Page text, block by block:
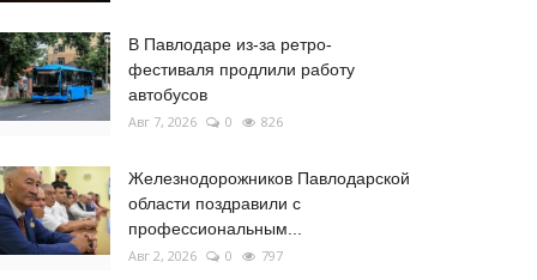
В Павлодаре из-за ретро-
фестиваля продлили работу
автобусов
Авг 7, 2026 0 826
Железнодорожников Павлодарской
области поздравили с
профессиональным...
Авг 2, 2026 0 797